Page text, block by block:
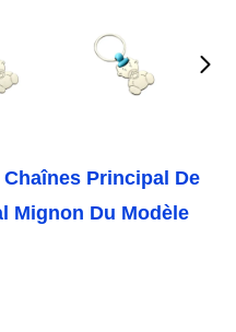
Principal De
Mignon Du Modèle